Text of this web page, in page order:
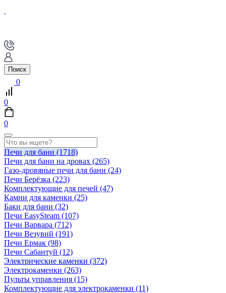
Поиск
0
0
0
Печи для бани (1718)
Печи для бани на дровах (265)
Газо-дровяные печи для бани (24)
Печи Берёзка (223)
Комплектующие для печей (47)
Камни для каменки (25)
Баки для бани (32)
Печи EasySteam (107)
Печи Варвара (712)
Печи Везувий (191)
Печи Ермак (98)
Печи Сабантуй (12)
Электрические каменки (372)
Электрокаменки (263)
Пульты управления (15)
Комплектующие для электрокаменки (11)